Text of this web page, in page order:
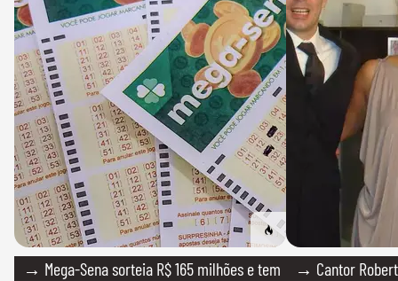
→ Mega-Sena sorteia R$ 165 milhões e tem
→ Cantor